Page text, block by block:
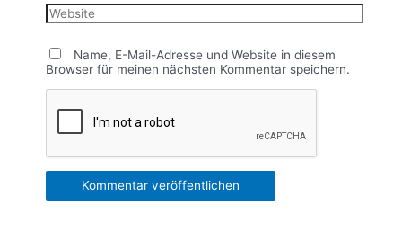
Website
Name, E-Mail-Adresse und Website in diesem
Browser für meinen nächsten Kommentar speichern.